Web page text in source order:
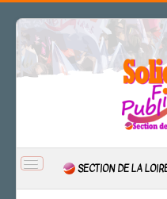
BASCULER
NAVIGATION
SECTION DE LA